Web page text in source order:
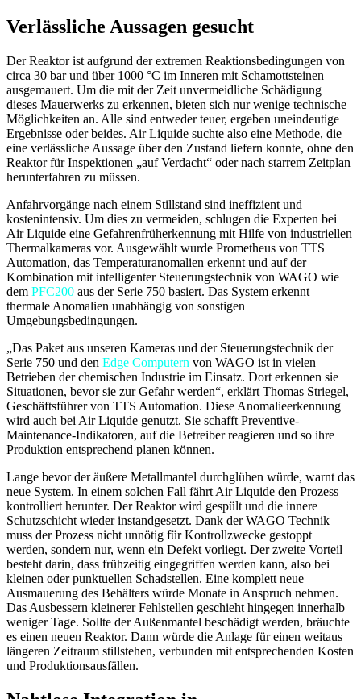
Verlässliche Aussagen gesucht
Der Reaktor ist aufgrund der extremen Reaktionsbedingungen von
circa 30 bar und über 1000 °C im Inneren mit Schamottsteinen
ausgemauert. Um die mit der Zeit unvermeidliche Schädigung
dieses Mauerwerks zu erkennen, bieten sich nur wenige technische
Möglichkeiten an. Alle sind entweder teuer, ergeben uneindeutige
Ergebnisse oder beides. Air Liquide suchte also eine Methode, die
eine verlässliche Aussage über den Zustand liefern konnte, ohne den
Reaktor für Inspektionen „auf Verdacht“ oder nach starrem Zeitplan
herunterfahren zu müssen.
Anfahrvorgänge nach einem Stillstand sind ineffizient und
kostenintensiv. Um dies zu vermeiden, schlugen die Experten bei
Air Liquide eine Gefahrenfrüherkennung mit Hilfe von industriellen
Thermalkameras vor. Ausgewählt wurde Prometheus von TTS
Automation, das Temperaturanomalien erkennt und auf der
Kombination mit intelligenter Steuerungstechnik von WAGO wie
dem PFC200 aus der Serie 750 basiert. Das System erkennt
thermale Anomalien unabhängig von sonstigen
Umgebungsbedingungen.
„Das Paket aus unseren Kameras und der Steuerungstechnik der
Serie 750 und den Edge Computern von WAGO ist in vielen
Betrieben der chemischen Industrie im Einsatz. Dort erkennen sie
Situationen, bevor sie zur Gefahr werden“, erklärt Thomas Striegel,
Geschäftsführer von TTS Automation. Diese Anomalieerkennung
wird auch bei Air Liquide genutzt. Sie schafft Preventive-
Maintenance-Indikatoren, auf die Betreiber reagieren und so ihre
Produktion entsprechend planen können.
Lange bevor der äußere Metallmantel durchglühen würde, warnt das
neue System. In einem solchen Fall fährt Air Liquide den Prozess
kontrolliert herunter. Der Reaktor wird gespült und die innere
Schutzschicht wieder instandgesetzt. Dank der WAGO Technik
muss der Prozess nicht unnötig für Kontrollzwecke gestoppt
werden, sondern nur, wenn ein Defekt vorliegt. Der zweite Vorteil
besteht darin, dass frühzeitig eingegriffen werden kann, also bei
kleinen oder punktuellen Schadstellen. Eine komplett neue
Ausmauerung des Behälters würde Monate in Anspruch nehmen.
Das Ausbessern kleinerer Fehlstellen geschieht hingegen innerhalb
weniger Tage. Sollte der Außenmantel beschädigt werden, bräuchte
es einen neuen Reaktor. Dann würde die Anlage für einen weitaus
längeren Zeitraum stillstehen, verbunden mit entsprechenden Kosten
und Produktionsausfällen.